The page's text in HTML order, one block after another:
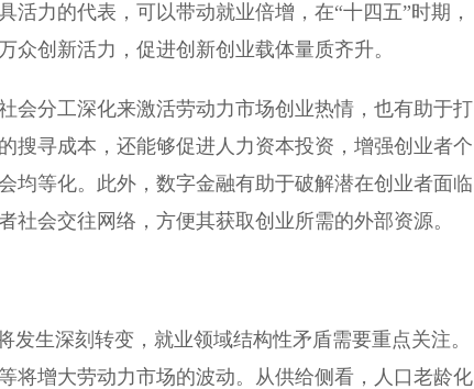
力的代表，可以带动就业倍增，在“十四五”时期，
创新活力，促进创新创业载体量质齐升。
分工深化来激活劳动力市场创业热情，也有助于打
搜寻成本，还能够促进人力资本投资，增强创业者个
均等化。此外，数字金融有助于破解潜在创业者面临
会交往网络，方便其获取创业所需的外部资源。
生深刻转变，就业领域结构性矛盾需要重点关注。
将增大劳动力市场的波动。从供给侧看，人口老龄化